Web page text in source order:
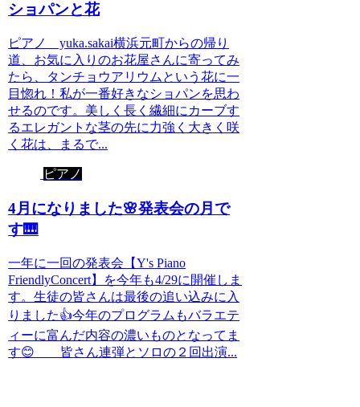
ショパンと花
ピアノ yuka.sakai横浜元町からの帰り
道、お気に入りのお花屋さんに寄ってみ
たら、タンチョウアリウムという花に一
目惚れ！私が一番好きなショパンを思わ
せるのです。美しく長く繊細にカーブす
るエレガントな茎の先に力強く大きく咲
く花は、まるで...
ピアノ
4月になりました🌸発表会の月で
す🎹
一年に一回の発表会【Y's Piano
FriendlyConcert】を今年も4/29に開催しま
す。生徒の皆さんは最後の追い込みに入
りました👍今年のプログラムもバラエテ
ィーに富んだ内容の濃いものとなってま
す😊 皆さん連弾とソロの２回出演...